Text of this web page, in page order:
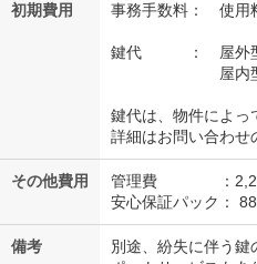
初期費用 事務手数料： 使用
鍵代 ： 屋外型
屋内型の
鍵代は、物件によっ
詳細はお問い合わせ
その他費用
管理費 ：
安心保証パック：
備考
別途、紛失に伴う鍵